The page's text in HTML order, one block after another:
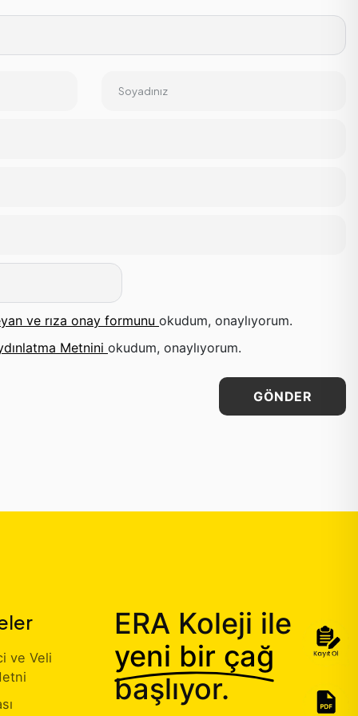
Soyadınız
ve rıza onay formunu okudum, onaylıyorum.
Metnini okudum, onaylıyorum.
GÖNDER
ve Veli
ERA Koleji ile
yeni bir çağ
başlıyor.